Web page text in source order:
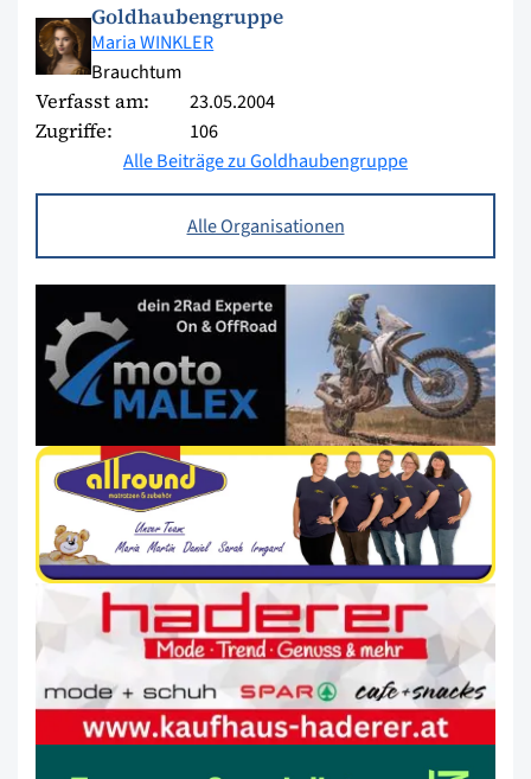
Goldhaubengruppe
Maria WINKLER
Brauchtum
Verfasst am: 23.05.2004
Zugriffe:
106
Alle Beiträge zu Goldhaubengruppe
Alle Organisationen